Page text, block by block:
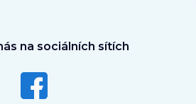
na sociálních sítích